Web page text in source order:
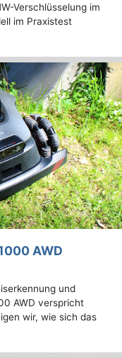
Verschlüsselung im
im Praxistest
AWD
und
AWD verspricht
wir, wie sich das